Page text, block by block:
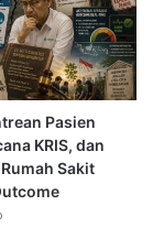
Pasien
KRIS, dan
Sakit